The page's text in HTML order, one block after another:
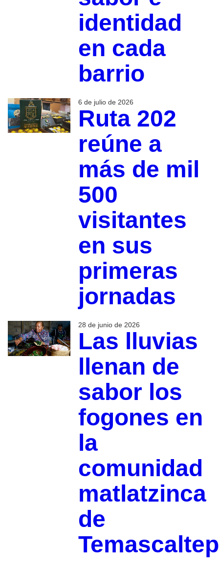
identidad
en cada
barrio
6 de julio de 2026
Ruta 202
reúne a
más de mil
500
visitantes
en sus
primeras
jornadas
28 de junio de 2026
Las lluvias
llenan de
sabor los
fogones en
la
comunidad
matlatzinca
de